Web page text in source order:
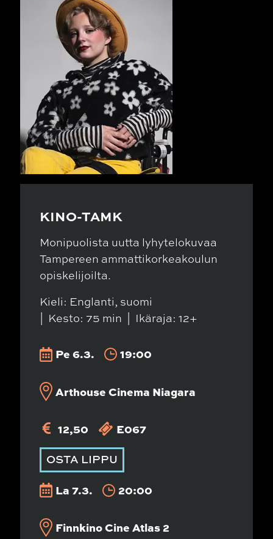
KINO-TAMK
Monipuolista uutta lyhytelokuvaa
Tampereen ammattikorkeakoulun
opiskelijoilta.
Kieli: Englanti, suomi
Kesto: 75 min
Ikäraja: 12+
Pe 6.3. 19:00
Arthouse Cinema Niagara
12,50 E067
OSTA LIPPU
La 7.3. 20:00
Finnkino Cine Atlas 2